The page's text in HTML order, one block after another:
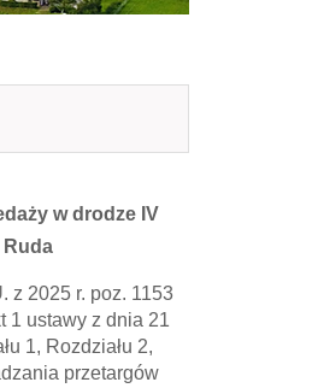
w drodze IV
z 2025 r. poz. 1153
1 ustawy z dnia 21
1, Rozdziału 2,
przetargów